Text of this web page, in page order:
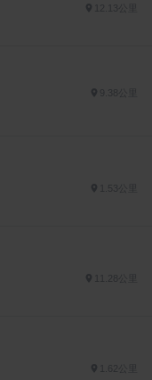
1.53公里